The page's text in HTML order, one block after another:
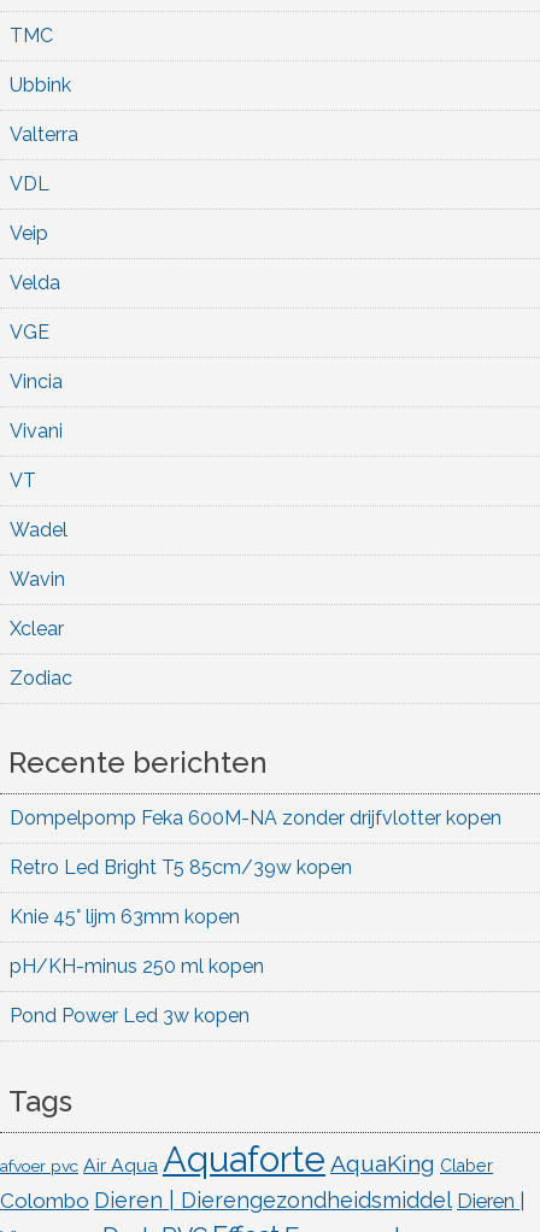
TMC
Ubbink
Valterra
VDL
Veip
Velda
VGE
Vincia
Vivani
VT
Wadel
Wavin
Xclear
Zodiac
Recente berichten
Dompelpomp Feka 600M-NA zonder drijfvlotter kopen
Retro Led Bright T5 85cm/39w kopen
Knie 45° lijm 63mm kopen
pH/KH-minus 250 ml kopen
Pond Power Led 3w kopen
Tags
afvoer pvc Air Aqua Aquaforte AquaKing Claber
Colombo Dieren | Dierengezondheidsmiddel Dieren |